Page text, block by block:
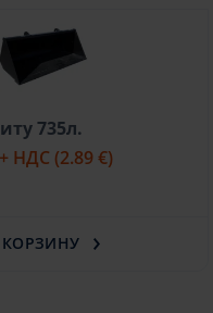
735л.
НДС (2.89 €)
КОРЗИНУ